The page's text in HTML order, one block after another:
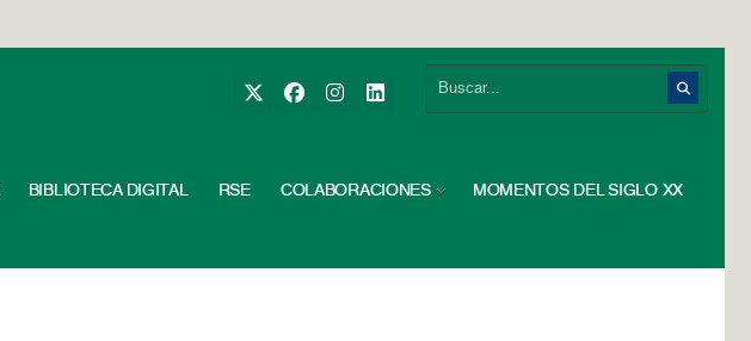
BIBLIOTECA DIGITAL RSE COLABORACIONES MOMENTOS DEL SIGLO XX